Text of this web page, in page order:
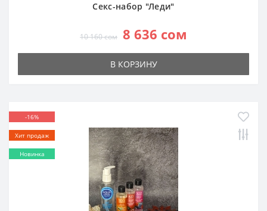
Секс-набор "Леди"
10 160 сом 8 636 сом
В КОРЗИНУ
-16%
Хит продаж
Новинка